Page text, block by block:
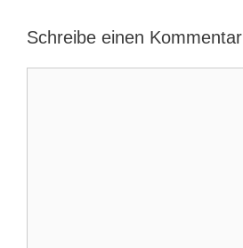
Schreibe einen Kommentar